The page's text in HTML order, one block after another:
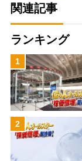
関連記事
ランキング
1
2